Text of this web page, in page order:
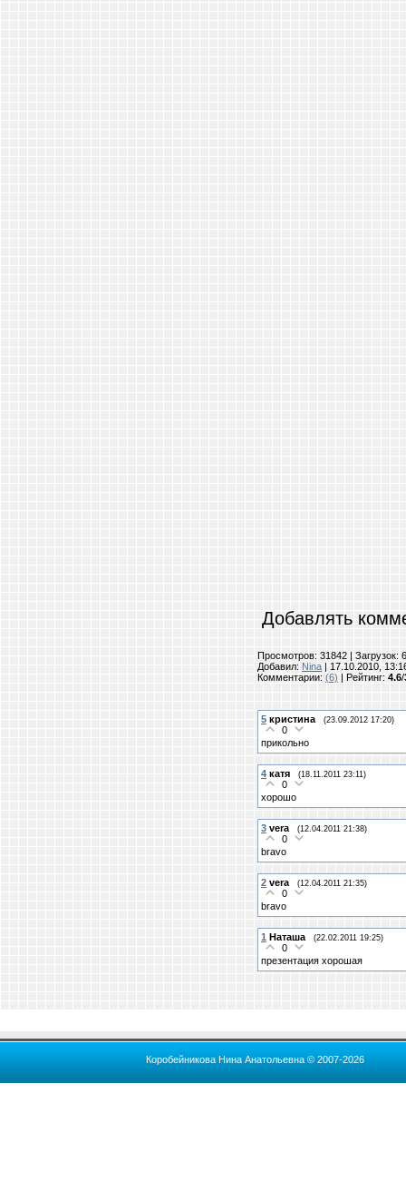
Добавлять
Просмотров: 31842 | Загрузок:
Добавил: Nina | 17.10.2010,
Комментарии: (6) Рейтинг: 4.6/
5 кристина (23.09.2012 17:20)
0
прикольно
4 катя (18.11.2011 23:11)
0
хорошо
3 vera (12.04.2011 21:38)
0
bravo
2 vera (12.04.2011 21:35)
0
bravo
1 Наташа (22.02.2011 19:25)
0
презентация хорошая
Коробейникова Нина Анатольевна © 2007-2026